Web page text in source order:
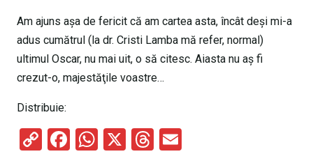
Am ajuns aşa de fericit că am cartea asta, încât deşi mi-a
adus cumătrul (la dr. Cristi Lamba mă refer, normal)
ultimul Oscar, nu mai uit, o să citesc. Aiasta nu aş fi
crezut-o, majestăţile voastre…
Distribuie:
C
F
W X
T